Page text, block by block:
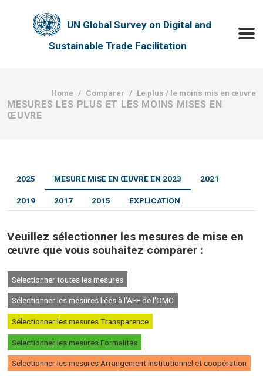
UN Global Survey on Digital and
Sustainable Trade Facilitation
Breadcrumb
Home Comparer Le plus / le moins mis en œuvre
MESURES LES PLUS ET LES MOINS MISES EN
ŒUVRE
2025 MESURE MISE EN ŒUVRE EN 2023 2021
2019 2017 2015 EXPLICATION
Veuillez sélectionner les mesures de mise en
œuvre que vous souhaitez comparer :
Sélectionner toutes les mesures
Sélectionner les mesures liées à l'AFE de l'OMC
Sélectionner les mesures Transparence
Sélectionner les mesures Formalités
Sélectionner les mesures Arrangement institutionnel et coopération